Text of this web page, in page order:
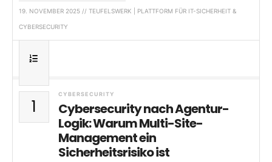
19. NOVEMBER 2025 // TEUFELSWERK | PLATTFORM FÜR IT-SICHERHEIT &
CYBERSECURITY
1
CYBERSECURITY
Cybersecurity nach Agentur-
Logik: Warum Multi-Site-
Management ein
Sicherheitsrisiko ist